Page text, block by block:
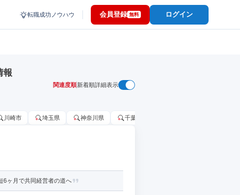
転職成功ノウハウ 会員登録 無料 ログイン
報
関連度順新着順詳細表示
川崎市 埼玉県 神奈川県 千葉市
6ヶ月で共同経営者の道へ